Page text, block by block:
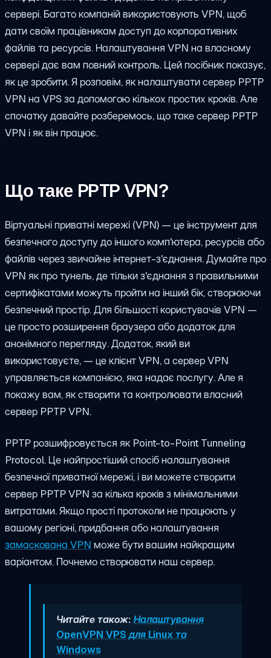
сервері. Багато компаній використовують VPN, щоб
дати своїм працівникам доступ до корпоративних
файлів та ресурсів. Налаштування VPN на власному
сервері дає вам повний контроль. Цей посібник показує,
як це зробити. Я розповім, як налаштувати сервер PPTP
VPN на VPS за допомогою кількох простих кроків. Але
спочатку давайте розберемось, що таке сервер PPTP
VPN і як він працює.
Що таке PPTP VPN?
Віртуальні приватні мережі (VPN) — це інструмент для
безпечного доступу до іншого комп'ютера, ресурсів або
файлів через звичайне інтернет-з'єднання. Думайте про
VPN як про тунель, де тільки з'єднання з правильними
сертифікатами можуть пройти на інший бік, створюючи
безпечний простір. Для більшості користувачів VPN —
це просто розширення браузера або додаток для
анонімного перегляду. Додаток, який ви
використовуєте, — це клієнт VPN, а сервер VPN
управляється компанією, яка надає послугу. Але я
покажу вам, як створити та контролювати власний
сервер PPTP VPN.
PPTP розшифровується як Point-to-Point Tunneling
Protocol. Це найпростіший спосіб налаштування
безпечної приватної мережі, і ви можете створити
сервер PPTP VPN за кілька кроків з мінімальними
витратами. Якщо прості протоколи не працюють у
вашому регіоні, придбання або налаштування
замаскована VPN може бути вашим найкращим
варіантом. Почнемо створювати наш сервер.
Читайте також: Налаштування
OpenVPN VPS для Linux та
Windows